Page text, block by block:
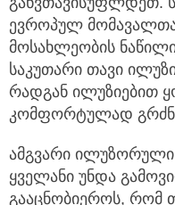
ევროპულ
მოსახლეობის
საკუთარი თავი
რადგან ილუზიებით
კომფორტულად
ამგვარი
ყველანი უნდა
გააცნობიეროს, რომ